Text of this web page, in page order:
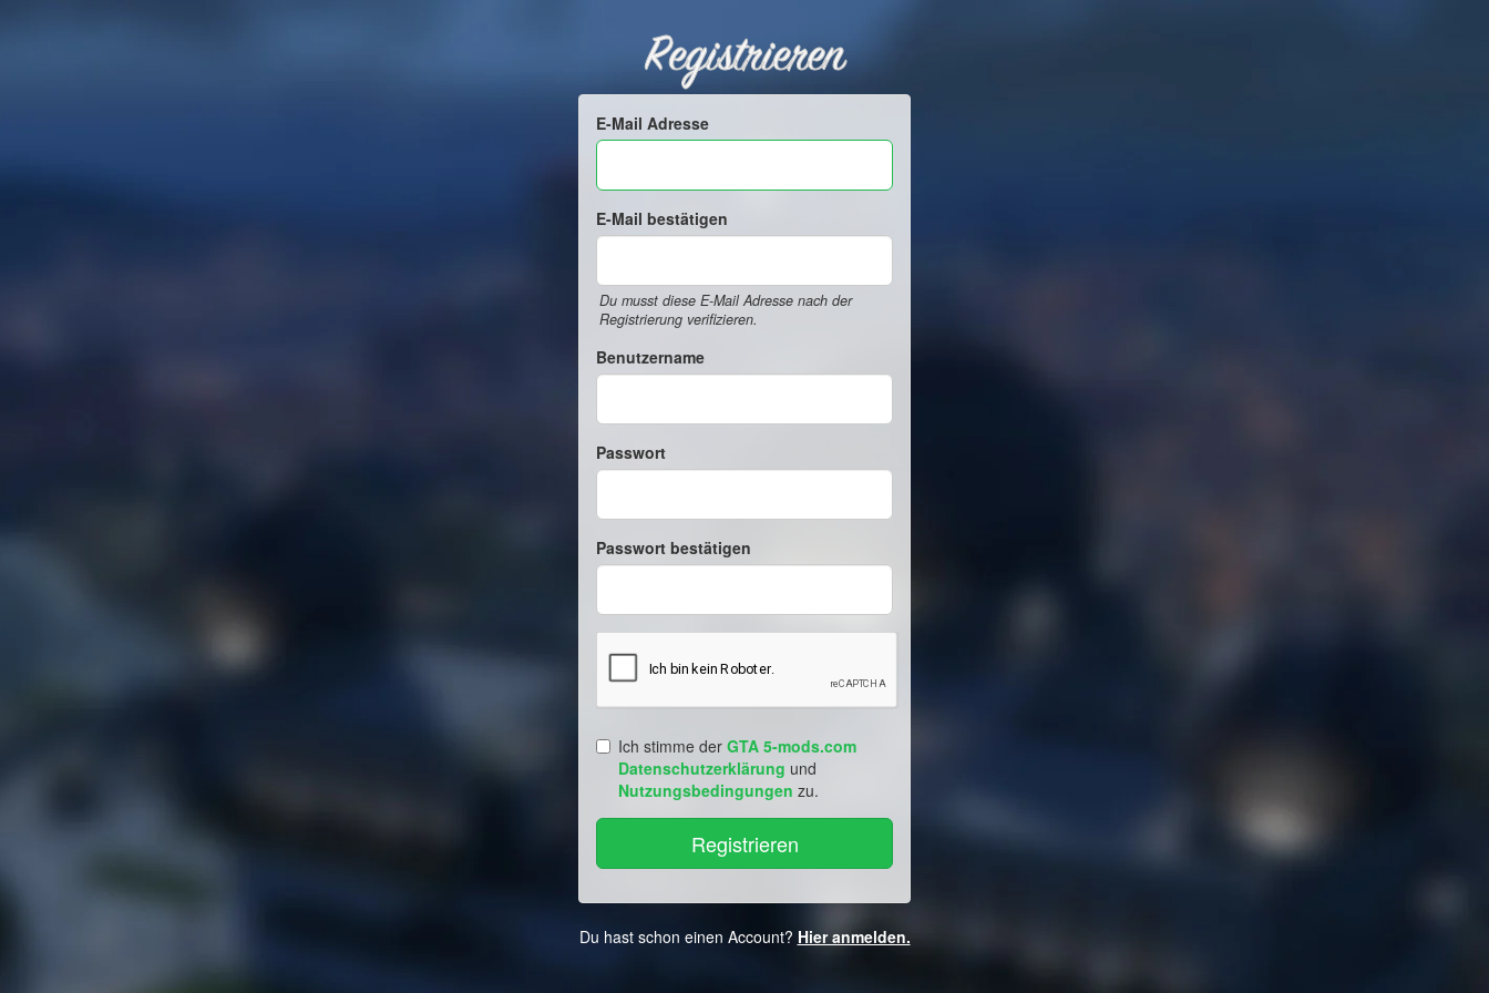
Registrieren
E-Mail Adresse
E-Mail bestätigen
Du musst diese E-Mail Adresse nach der
Registrierung verifizieren.
Benutzername
Passwort
Passwort bestätigen
Ich stimme der GTA 5-mods.com
Datenschutzerklärung und
Nutzungsbedingungen zu.
Du hast schon einen Account? Hier anmelden.